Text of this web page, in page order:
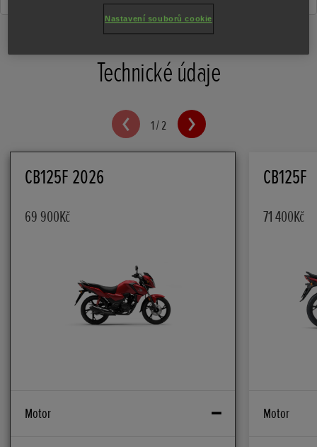
Technické údaje
1/2
CB125F 2026
69 900Kč
Motor
CB125F
71 400Kč
Motor
Nastavení souborů cookie